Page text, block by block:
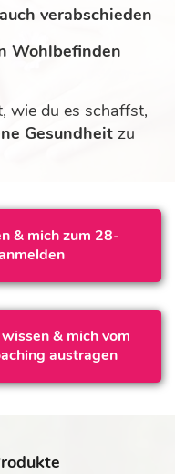
verabschieden
Wohlbefinden
wie du es schaffst,
Gesundheit zu
& mich zum 28-
& mich vom
austragen